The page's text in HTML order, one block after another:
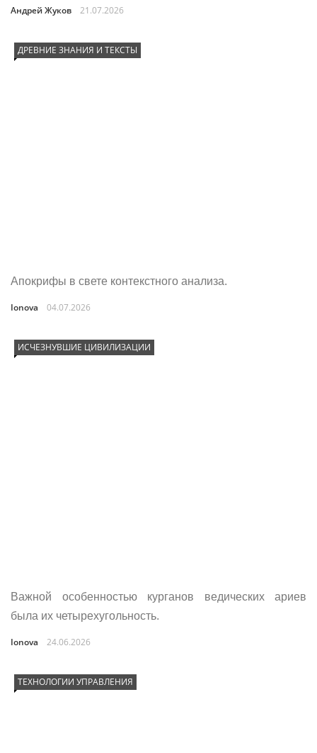
Андрей Жуков 21.07.2026
ДРЕВНИЕ ЗНАНИЯ И ТЕКСТЫ
Апокрифы в свете контекстного анализа.
Ionova 04.07.2026
ИСЧЕЗНУВШИЕ ЦИВИЛИЗАЦИИ
Важной особенностью курганов ведических ариев
была их четырехугольность.
Ionova 24.06.2026
ТЕХНОЛОГИИ УПРАВЛЕНИЯ